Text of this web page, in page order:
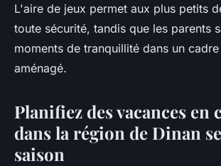
L'aire de jeux permet aux plus petits
toute sécurité, tandis que les parents
moments de tranquillité dans un
aménagé.
Planifiez des vacances en
dans la région de Dinan
saison